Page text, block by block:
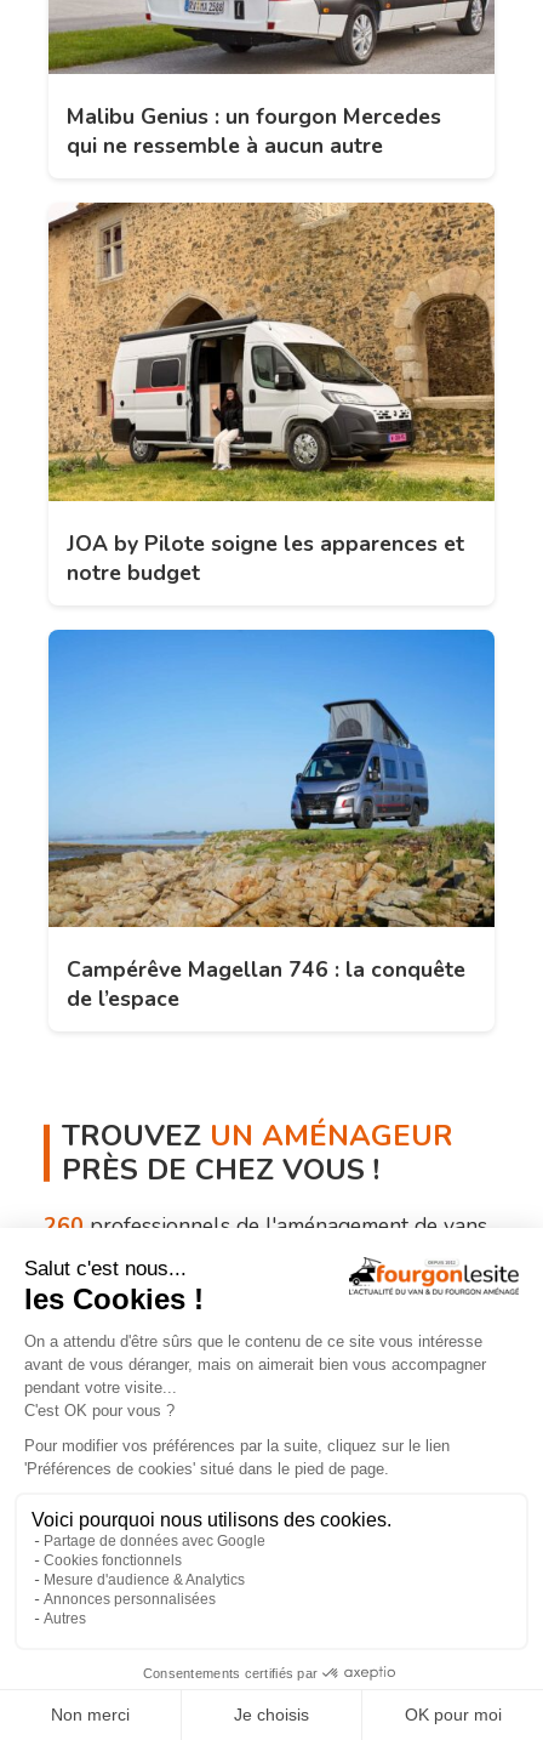
Malibu Genius : un fourgon Mercedes
qui ne ressemble à aucun autre
JOA by Pilote soigne les apparences et
notre budget
Campérêve Magellan 746 : la conquête
de l’espace
TROUVEZ UN AMÉNAGEUR
PRÈS DE CHEZ VOUS !
260 professionnels de l'aménagement de vans
et de fourgons référencés partout en France !
Recherche
géolocalisée
Recherche
260